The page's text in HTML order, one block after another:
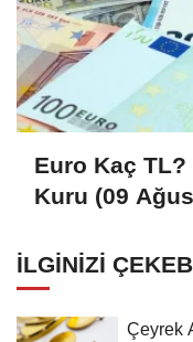
Euro Kaç TL?
Kuru (09
İLGINIZI
Çeyrek